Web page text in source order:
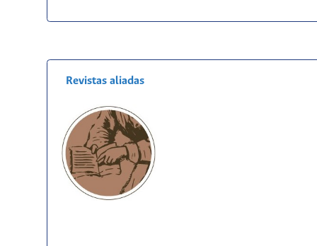
Revistas aliadas